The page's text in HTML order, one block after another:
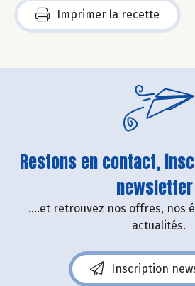
Imprimer la recette
Restons en contact,
....et retrouvez nos offres, nos
actualités.
Inscription